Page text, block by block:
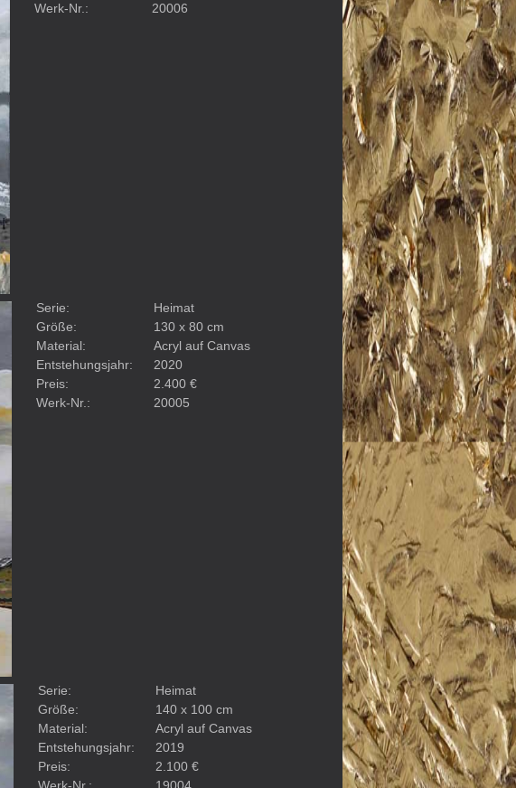
Werk-Nr.:
20006
Serie:
Heimat
Größe:
130 x 80 cm
Material:
Acryl auf Canvas
Entstehungsjahr:
2020
Preis:
2.400 €
Werk-Nr.:
20005
Serie:
Heimat
Größe:
140 x 100 cm
Material:
Acryl auf Canvas
Entstehungsjahr:
2019
Preis:
2.100 €